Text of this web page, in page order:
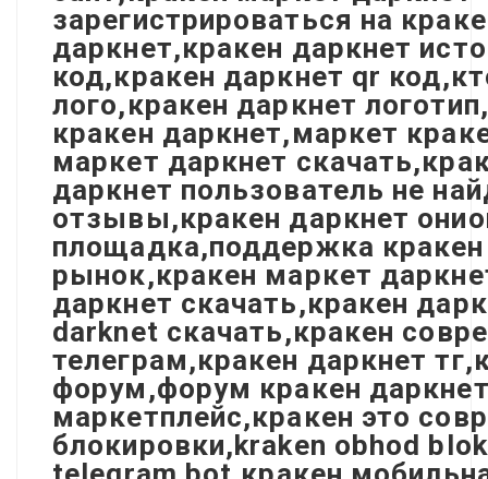
зарегистрироваться на
даркнет,кракен даркнет
код,кракен даркнет qr
лого,кракен даркнет
кракен даркнет,маркет
маркет даркнет
даркнет пользователь не
отзывы,кракен даркнет
площадка,поддержка кракен
рынок,кракен маркет
даркнет скачать,кракен
darknet скачать,кракен
телеграм,кракен даркнет
форум,форум кракен
маркетплейс,кракен это
блокировки,kraken obhod